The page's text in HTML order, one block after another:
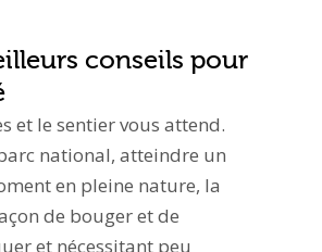
conseils pour
et le sentier vous attend.
national, atteindre un
en pleine nature, la
de bouger et de
et nécessitant peu